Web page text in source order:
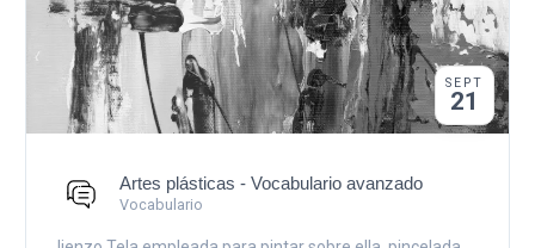
SEPT
21
Artes plásticas - Vocabulario avanzado
Vocabulario